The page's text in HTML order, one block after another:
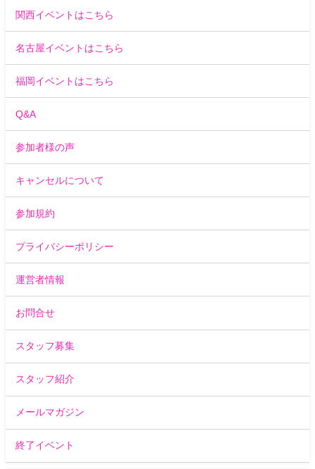
関西イベントはこちら
名古屋イベントはこちら
福岡イベントはこちら
Q&A
参加者様の声
キャンセルについて
参加規約
プライバシーポリシー
運営者情報
お問合せ
スタッフ募集
スタッフ紹介
メールマガジン
終了イベント